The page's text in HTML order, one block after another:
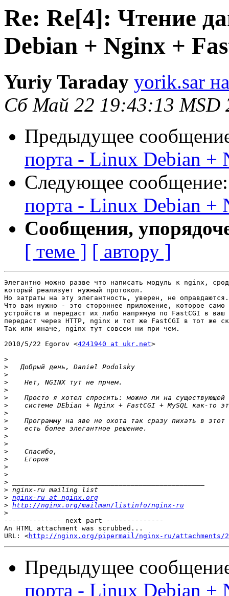
Re: Re[4]: Чтение
Debian + Nginx +
Yuriy Taraday yorik.sar
Сб Май 22 19:43:13 MSD
Предыдущее
порта - Linux Debian +
Следующее
порта - Linux Debian +
Сообщения,
[ теме ] [ автору ]
Элегантно можно разве что написать модуль к nginx,
который реализует нужный протокол.
Но затраты на эту элегантность, уверен, не оправдаются.
Что вам нужно - это стороннее приложение, которое само
устройств и передаст их либо напрямую по FastCGI в ваш
передаст через HTTP, nginx и тот же FastCGI в тот же
Так или иначе, nginx тут совсем ни при чем.
2010/5/22 Egorov <4241940 at ukr.net>
>
>
>
>
>
>
>
>
>
>
>
>
>
>
>
>
>
>
> nginx-ru at nginx.org
> http://nginx.org/mailman/listinfo/nginx-ru
>
-------------- next part --------------
An HTML attachment was scrubbed...
URL: <http://nginx.org/pipermail/nginx-ru/attachments/
Предыдущее
порта - Linux Debian +